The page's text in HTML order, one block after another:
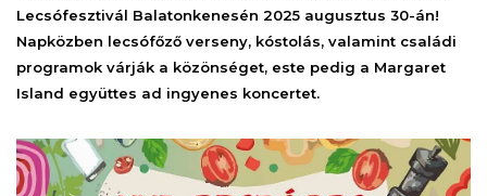
Lecsófesztivál Balatonkenesén 2025 augusztus 30-án!
Napközben lecsófőző verseny, kóstolás, valamint családi
programok várják a közönséget, este pedig a Margaret
Island együttes ad ingyenes koncertet.